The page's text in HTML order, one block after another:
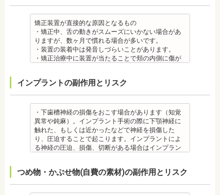
さい。矯正装置を装着したあとに、皮膚や口腔の粘
膜にアレルギー症状が起きた場合は、速やかに歯科
医師の指示を仰いでください。
抜歯・麻酔 ・矯正をしたい箇所に十分なスペースが
ない場合は、抜歯を必要とすることもあります。健
康上問題のない歯を抜歯する場合もあります。
・抜歯する場合は麻酔注射を行います。麻酔薬の中
もあるため、心が起こることもあります。臓や血圧
は、頬を噛んだり、熱いものを飲んだりしてもわか
らないため、口腔内を傷つけるリスクがあります。
さらに、麻酔によって悪心、嘔吐、アレルギー反応
虫歯・歯周病 ・矯正治療中、矯正装置の周りなど、
ブラッシング（歯磨き）しにくい部分ができるた
め、虫歯や歯周炎のリスクが高くなります。
を歯科医師より受けて 、毎日丁寧なブラッシング、
ついたり、口内炎になったり、歯の移動に伴う痛み
を感じることもありますので、必要に応じワックス
で対処する場合やその他の対処策を行う場合があり
ます。
・矯正装置を装着した直後や、ワイヤーを交換した
直後に痛みを感じることがありますが、数日でおさ
まる場合が多いです。また、冷たいものを飲んだと
科医師に相談しましょう。
・矯正装置には、さまざまな金属素材が使用されて
いるため、金属アレルギーのある方、不安がある方
は、皮膚科で行われているパッチテストをうけて、
アレルギー材料を特定し、歯科医師に伝えてくださ
い。矯正装置を装着したあとに、皮膚や口腔の粘膜
にアレルギー症状が起きた場合は、速やかに歯科医
師の指示を仰いでください。
・矯正をしたい箇所に十分なスペースがない場合
矯正装置が直接的な原因となるもの
・矯正中、舌の動きがスムーズにいかない場合があ
りますが、数ヶ月で慣れる場合が多いです。
・装置の装着中は発音しづらいことがあります。
・矯正治療中に装置が当たることで頬の内側に傷が
で対処する場合やその他の対処策を行う場合があり
ます。
・矯正装置を装着した直後や、ワイヤーを交換した
直後に痛みを感じることがありますが、数日でおさ
まる場合が多いです。また、冷たいものを飲んだと
きにしみる「知覚過敏」があらわれる場合がありま
すが、基本的には数日で改善されます。長期間痛む
場合は、歯科医師に相談しましょう。
いるため、金属アレルギーのある方、不安がある方
アレルギー材料を特定し、歯科医師に伝えてくださ
インプラントの副作用とリスク
・下歯槽神経の損傷をおこす場合があります（知覚
異常や鈍麻）。インプラント手術の際に下顎神経に
触れた、もしくは近かったなどで神経を損傷した
り、圧迫することで起こります。インプラントによ
る神経の圧迫、損傷、切断がある場合はインプラン
・上あごにインプラントを埋める際に、上顎洞を破
る場合があります。手術した時に感染が生じると蓄
膿症になる場合があります。この場合は、インプラ
つめ物・かぶせ物(自費の素材)の副作用とリスク